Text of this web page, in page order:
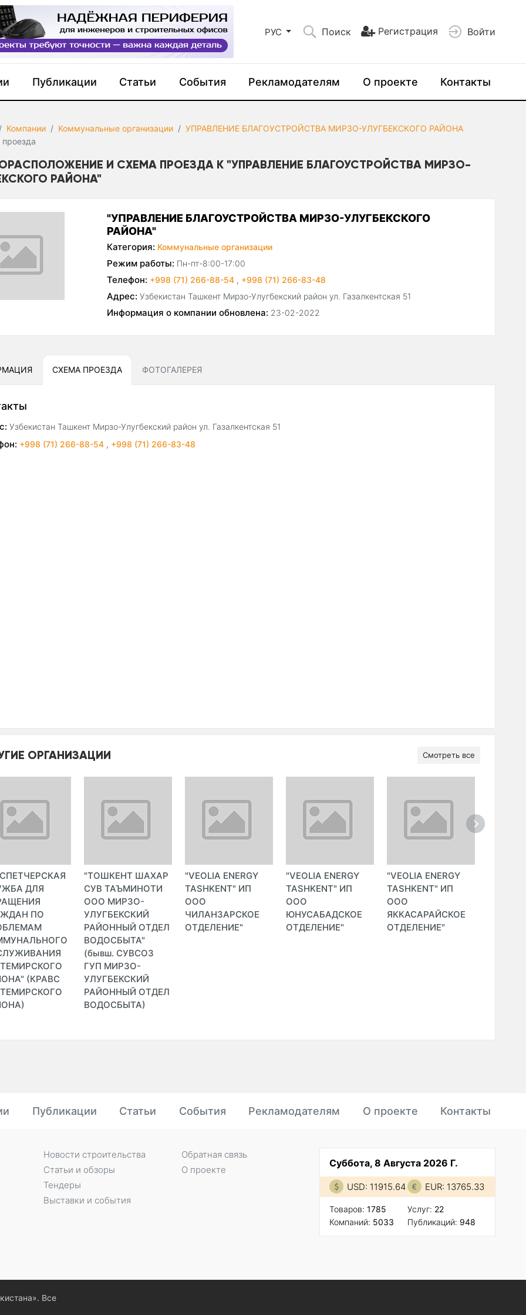
РУС Поиск Регистрация Войти
Публикации Статьи События Рекламодателям О проекте Контакты
Компании Коммунальные организации
УПРАВЛЕНИЕ БЛАГОУСТРОЙСТВА МИРЗО-УЛУГБЕКСКОГО РАЙОНА
И СХЕМА ПРОЕЗДА К "УПРАВЛЕНИЕ БЛАГОУСТРОЙСТВА МИРЗО-
РАЙОНА"
"УПРАВЛЕНИЕ БЛАГОУСТРОЙСТВА МИРЗО-УЛУГБЕКСКОГО
РАЙОНА"
Категория: Коммунальные организации
Режим работы: Пн-пт-8:00-17:00
Телефон: +998 (71) 266-88-54 , +998 (71) 266-83-48
Адрес: Узбекистан Ташкент Мирзо-Улугбекский район ул. Газалкентская 51
Информация о компании обновлена: 23-02-2022
СХЕМА ПРОЕЗДА ФОТОГАЛЕРЕЯ
Узбекистан Ташкент Мирзо-Улугбекский район ул. Газалкентская 51
+998 (71) 266-88-54 , +998 (71) 266-83-48
ОРГАНИЗАЦИИ Смотреть все
ДЛЯ
ПО
(КРАВС
"ТОШКЕНТ ШАХАР
СУВ ТАЪМИНОТИ
ООО МИРЗО-
УЛУГБЕКСКИЙ
РАЙОННЫЙ ОТДЕЛ
ВОДОСБЫТА"
(бывш. СУВСОЗ
ГУП МИРЗО-
УЛУГБЕКСКИЙ
РАЙОННЫЙ ОТДЕЛ
ВОДОСБЫТА)
"VEOLIA ENERGY
TASHKENT" ИП
ООО
ЧИЛАНЗАРСКОЕ
ОТДЕЛЕНИЕ"
"VEOLIA ENERGY
TASHKENT" ИП
ООО
ЮНУСАБАДСКОЕ
ОТДЕЛЕНИЕ"
"VEOLIA ENERGY
TASHKENT" ИП
ООО
ЯККАСАРАЙСКОЕ
ОТДЕЛЕНИЕ"
Публикации Статьи События Рекламодателям О проекте Контакты
Суббота, 8 Августа 2026 Г.
USD: 11915.64 EUR: 13765.33
Товаров: 1785
Компаний: 5033
Услуг: 22
Публикаций: 948
Новости строительства
Статьи и обзоры
Тендеры
Выставки и события
Обратная связь
О проекте
Все